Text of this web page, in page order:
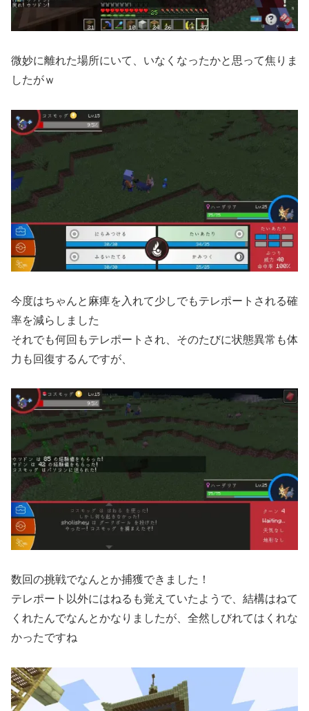
微妙に離れた場所にいて、いなくなったかと思って焦りま
したがｗ
今度はちゃんと麻痺を入れて少しでもテレポートされる確
率を減らしました
それでも何回もテレポートされ、そのたびに状態異常も体
力も回復するんですが、
数回の挑戦でなんとか捕獲できました！
テレポート以外にはねるも覚えていたようで、結構はねて
くれたんでなんとかなりましたが、全然しびれてはくれな
かったですね